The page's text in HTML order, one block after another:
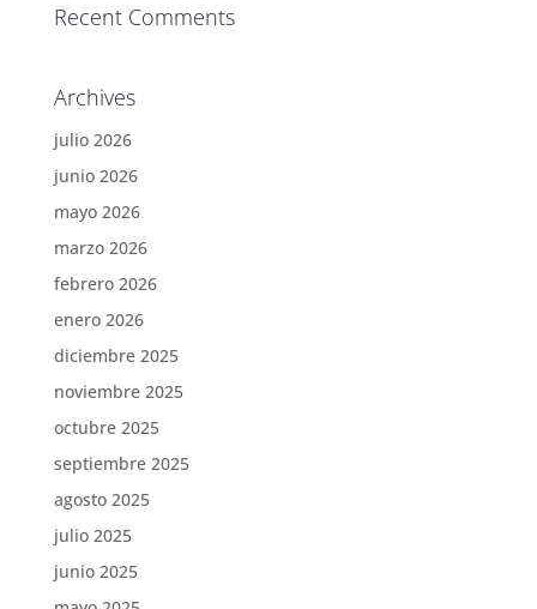
Recent Comments
Archives
julio 2026
junio 2026
mayo 2026
marzo 2026
febrero 2026
enero 2026
diciembre 2025
noviembre 2025
octubre 2025
septiembre 2025
agosto 2025
julio 2025
junio 2025